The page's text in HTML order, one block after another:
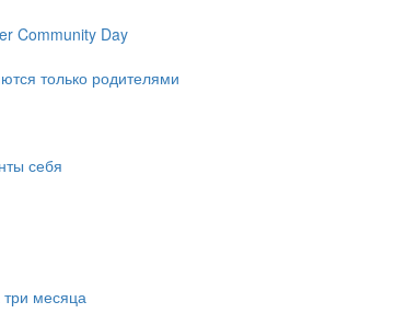
Community Day
только родителями
себя
три месяца